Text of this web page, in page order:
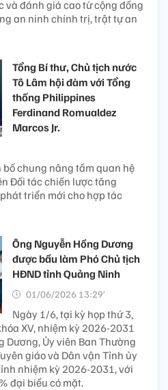
đánh giá cao từ cộng đồng
an ninh chính trị, trật tự an
Tổng Bí thư, Chủ tịch nước
Tô Lâm hội đàm với Tổng
thống Philippines
Ferdinand Romualdez
Marcos Jr.
chung nâng tầm quan hệ
Đối tác chiến lược tăng
triển mới cho hợp tác
Ông Nguyễn Hồng Dương
được bầu làm Phó Chủ tịch
HĐND tỉnh Quảng Ninh
01/06/2026 13:29’
Ngày 1/6, tại kỳ họp thứ 3,
XV, nhiệm kỳ 2026-2031
Dương, Ủy viên Ban Thường
giáo và Dân vận Tỉnh ủy
nhiệm kỳ 2026-2031, với
đại biểu có mặt.